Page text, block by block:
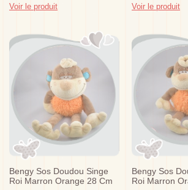
Voir le produit Voir le produit
Bengy Sos Doudou Singe
Roi Marron Orange 28 Cm
Bengy Sos
Roi Marron